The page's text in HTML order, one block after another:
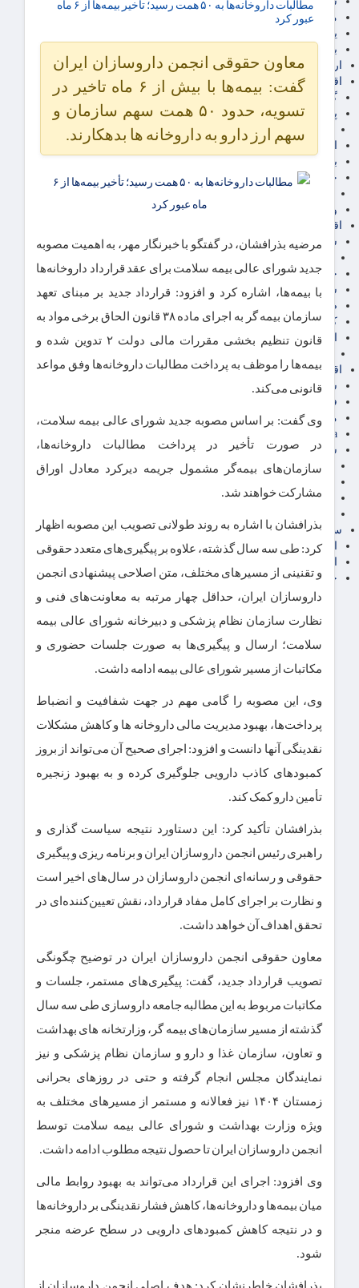
مالیات
یارانه و معیشت مردم
برق، آب و انرژی
ارز دیجیتال
اقتصاد اجتماعی
گردشگری
پزشکی، سلامت و زیبایی
بازنشستگان
حقوق و قضایی
ورزشی
اقتصاد شهری و روستایی
شهر و مسکن و عمران
حمل و نقل
شهرک های صنعتی
صنایع غذایی
کشاورزی و دامداری
اخبار استان ها
اقتصاد بین الملل
سیاسی
فارکس
مناطق آزاد تجاری
24intermedia
سایر اخبار اقتصادی
عمومی و سرگرمی
آگهی رسمی و مزایده
سایر رسانه ها
اقتصاد فارسی
خرید انواع دیزل ژنراتور
مطالبات داروخانه‌ها به ۵۰ همت رسید؛ تأخیر بیمه‌ها از ۶ ماه
عبور کرد
معاون حقوقی انجمن داروسازان ایران
گفت: بیمه‌ها با بیش از ۶ ماه تاخیر در
تسویه، حدود ۵۰ همت سهم سازمان و
سهم ارز دارو به داروخانه ها بدهکارند.
مرضیه بذرافشان، در گفتگو با خبرنگار مهر، به اهمیت مصوبه
جدید شورای عالی بیمه سلامت برای عقد قرارداد داروخانه‌ها
با بیمه‌ها، اشاره‌ کرد و افزود: قرارداد جدید بر مبنای تعهد
سازمان بیمه گر به اجرای ماده ۳۸ قانون الحاق برخی مواد به
قانون تنظیم بخشی مقررات مالی دولت ۲ تدوین شده و
بیمه‌ها را موظف به پرداخت مطالبات داروخانه‌ها وفق مواعد
قانونی می‌کند.
وی گفت: بر اساس مصوبه جدید شورای عالی بیمه سلامت،
در صورت تأخیر در پرداخت مطالبات داروخانه‌ها،
سازمان‌های بیمه‌گر مشمول جریمه دیرکرد معادل اوراق
مشارکت خواهند شد.
بذرافشان با اشاره به روند طولانی تصویب این مصوبه اظهار
کرد: طی سه سال گذشته، علاوه بر پیگیری‌های متعدد حقوقی
و تقنینی از مسیرهای مختلف، متن اصلاحی پیشنهادی انجمن
داروسازان ایران، حداقل چهار مرتبه به معاونت‌های فنی و
نظارت سازمان نظام پزشکی و دبیرخانه شورای عالی بیمه
سلامت؛ ارسال و پیگیری‌ها به‌ صورت جلسات حضوری و
مکاتبات از مسیر شورای عالی بیمه ادامه داشت.
وی، این مصوبه را گامی مهم در جهت شفافیت و انضباط
پرداخت‌ها، بهبود مدیریت مالی داروخانه ها و کاهش مشکلات
نقدینگی آنها دانست و افزود: اجرای صحیح آن می‌تواند از بروز
کمبودهای کاذب دارویی جلوگیری کرده و به بهبود زنجیره
تأمین دارو کمک کند.
بذرافشان تأکید کرد: این دستاورد نتیجه سیاست گذاری و
راهبری رئیس انجمن داروسازان ایران و برنامه ریزی و پیگیری
حقوقی و رسانه‌ای انجمن داروسازان در سال‌های اخیر است
و نظارت بر اجرای کامل مفاد قرارداد، نقش تعیین‌کننده‌ای در
تحقق اهداف آن خواهد داشت.
معاون حقوقی انجمن داروسازان ایران در توضیح چگونگی
تصویب قرارداد جدید، گفت: پیگیری‌های مستمر، جلسات و
مکاتبات مربوط به این مطالبه جامعه داروسازی طی سه سال
گذشته از مسیر سازمان‌های بیمه گر، وزارتخانه های بهداشت
و تعاون، سازمان غذا و دارو و سازمان نظام پزشکی و نیز
نمایندگان مجلس انجام گرفته و حتی در روزهای بحرانی
زمستان ۱۴۰۴ نیز فعالانه و مستمر از مسیرهای مختلف به
ویژه وزارت بهداشت و شورای عالی بیمه سلامت توسط
انجمن داروسازان ایران تا حصول نتیجه مطلوب ادامه داشت.
وی افزود: اجرای این قرارداد می‌تواند به بهبود روابط مالی
میان بیمه‌ها و داروخانه‌ها، کاهش فشار نقدینگی بر داروخانه‌ها
و در نتیجه کاهش کمبودهای دارویی در سطح عرضه منجر
شود.